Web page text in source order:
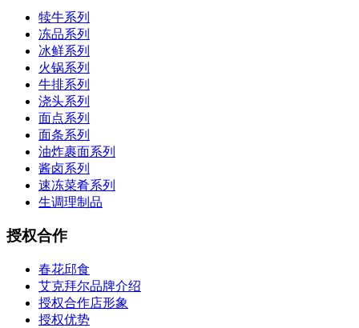
犊牛系列
冻品系列
冰鲜系列
火锅系列
牛排系列
浇头系列
面点系列
面条系列
油炸裹面系列
酱卤系列
速冻菜肴系列
生调理制品
授权合作
春花邱食
艾克拜尔品牌介绍
授权合作店形象
授权优势